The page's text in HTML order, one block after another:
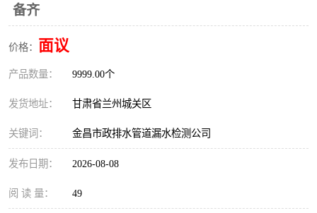
备齐
价格： 面议
产品数量： 9999.00个
发货地址： 甘肃省兰州城关区
关键词： 金昌市政排水管道漏水检测公司
发布日期： 2026-08-08
阅 读 量： 49